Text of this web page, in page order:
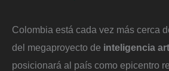
Colombia está cada vez más cerca
del megaproyecto de inteligencia
posicionará al país como epicentro